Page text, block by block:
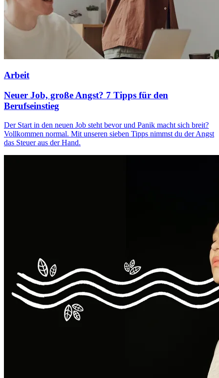
Arbeit
Neuer Job, große Angst? 7 Tipps für den
Berufseinstieg
Der Start in den neuen Job steht bevor und Panik macht sich breit?
Vollkommen normal. Mit unseren sieben Tipps nimmst du der Angst
das Steuer aus der Hand.